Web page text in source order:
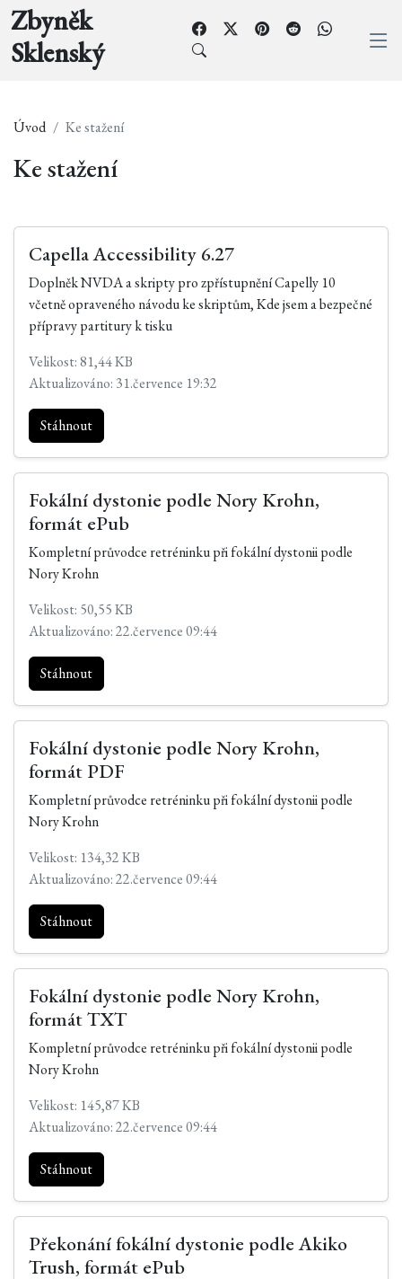
Zbyněk
Sklenský
Úvod Ke stažení
Ke stažení
Capella Accessibility 6.27
Doplněk NVDA a skripty pro zpřístupnění Capelly 10
včetně opraveného návodu ke skriptům, Kde jsem a bezpečné
přípravy partitury k tisku
Velikost: 81,44 KB
Aktualizováno: 31.července 19:32
Stáhnout
Fokální dystonie podle Nory Krohn,
formát ePub
Kompletní průvodce retréninku při fokální dystonii podle
Nory Krohn
Velikost: 50,55 KB
Aktualizováno: 22.července 09:44
Stáhnout
Fokální dystonie podle Nory Krohn,
formát PDF
Kompletní průvodce retréninku při fokální dystonii podle
Nory Krohn
Velikost: 134,32 KB
Aktualizováno: 22.července 09:44
Stáhnout
Fokální dystonie podle Nory Krohn,
formát TXT
Kompletní průvodce retréninku při fokální dystonii podle
Nory Krohn
Velikost: 145,87 KB
Aktualizováno: 22.července 09:44
Stáhnout
Překonání fokální dystonie podle Akiko
Trush, formát ePub